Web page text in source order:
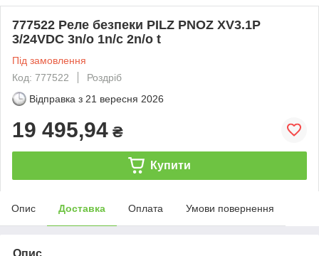
777522 Реле безпеки PILZ PNOZ XV3.1P
3/24VDC 3n/o 1n/c 2n/o t
Під замовлення
Код: 777522
Роздріб
Відправка з 21 вересня 2026
19 495,94 ₴
Купити
Опис Доставка Оплата Умови повернення
Опис